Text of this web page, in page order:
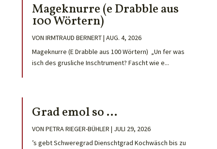
Mageknurre (e Drabble aus
100 Wörtern)
VON IRMTRAUD BERNERT| AUG. 4, 2026
Mageknurre (E Drabble aus 100 Wörtern) „Un fer was
isch des grusliche Inschtrument? Fascht wie e...
Grad emol so …
VON PETRA RIEGER-BÜHLER | JULI 29, 2026
’s gebt Schweregrad Dienschtgrad Kochwäsch bis zu